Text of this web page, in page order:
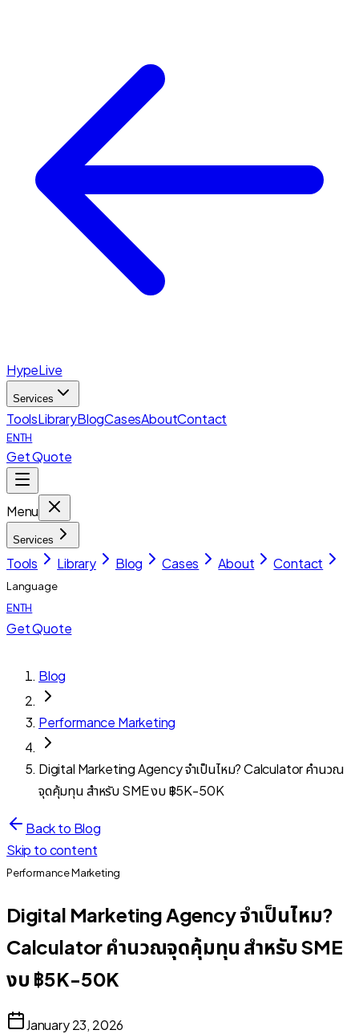
HypeLive
Services
ToolsLibraryBlogCasesAboutContact
ENTH
Get Quote
Menu
Services
Tools Library Blog Cases About Contact
Language
ENTH
Get Quote
Blog
Performance Marketing
Digital Marketing Agency จำเป็นไหม? Calculator คำนวณ
จุดคุ้มทุน สำหรับ SME งบ ฿5K-50K
Back to Blog
Skip to content
Performance Marketing
Digital Marketing Agency จำเป็นไหม?
Calculator คำนวณจุดคุ้มทุน สำหรับ SME
งบ ฿5K-50K
January 23, 2026